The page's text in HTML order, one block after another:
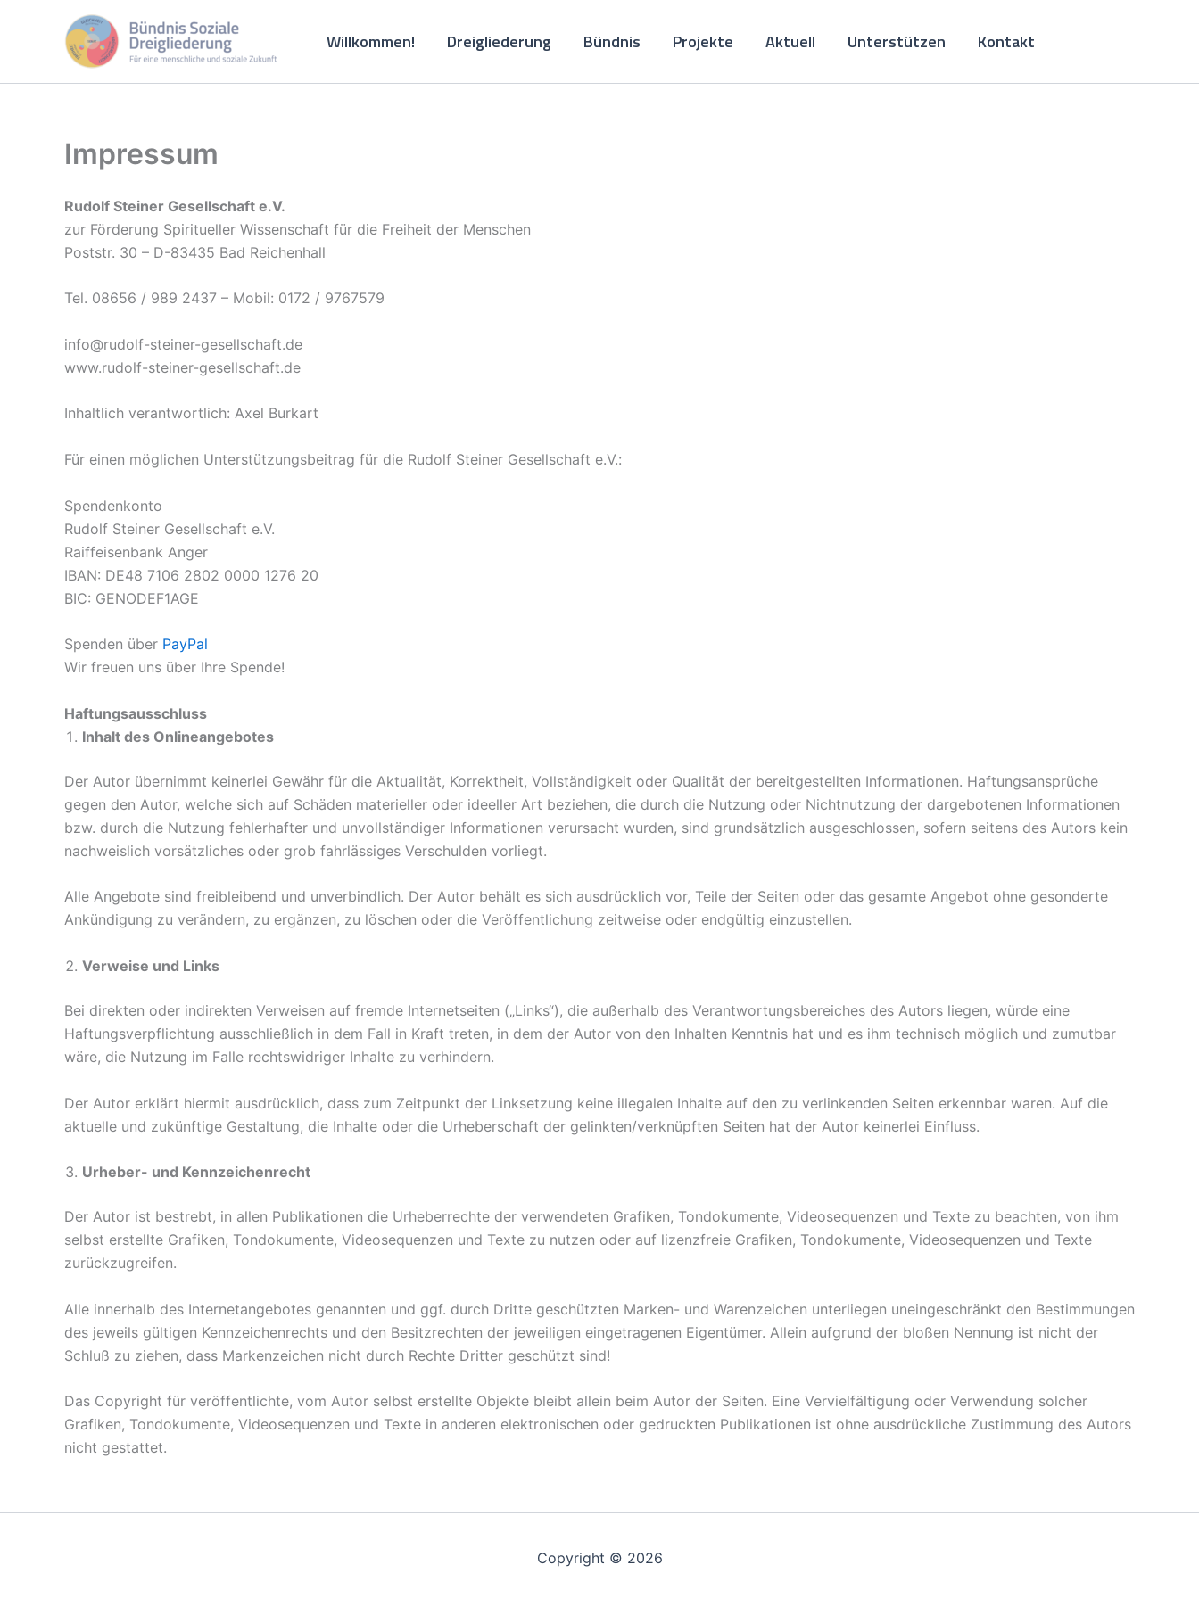
Willkommen! Dreigliederung Bündnis Projekte Aktuell Unterstützen Kontakt
Impressum
Rudolf Steiner Gesellschaft e.V.
zur Förderung Spiritueller Wissenschaft für die Freiheit der Menschen
Poststr. 30 – D-83435 Bad Reichenhall
Tel. 08656 / 989 2437 – Mobil: 0172 / 9767579
info@rudolf-steiner-gesellschaft.de
www.rudolf-steiner-gesellschaft.de
Inhaltlich verantwortlich: Axel Burkart
Für einen möglichen Unterstützungsbeitrag für die Rudolf Steiner Gesellschaft e.V.:
Spendenkonto
Rudolf Steiner Gesellschaft e.V.
Raiffeisenbank Anger
IBAN: DE48 7106 2802 0000 1276 20
BIC: GENODEF1AGE
Spenden über PayPal
Wir freuen uns über Ihre Spende!
Haftungsausschluss
Inhalt des Onlineangebotes
Der Autor übernimmt keinerlei Gewähr für die Aktualität, Korrektheit, Vollständigkeit oder Qualität der bereitgestellten Informationen. Haftungsansprüche
gegen den Autor, welche sich auf Schäden materieller oder ideeller Art beziehen, die durch die Nutzung oder Nichtnutzung der dargebotenen Informationen
bzw. durch die Nutzung fehlerhafter und unvollständiger Informationen verursacht wurden, sind grundsätzlich ausgeschlossen, sofern seitens des Autors kein
nachweislich vorsätzliches oder grob fahrlässiges Verschulden vorliegt.
Alle Angebote sind freibleibend und unverbindlich. Der Autor behält es sich ausdrücklich vor, Teile der Seiten oder das gesamte Angebot ohne gesonderte
Ankündigung zu verändern, zu ergänzen, zu löschen oder die Veröffentlichung zeitweise oder endgültig einzustellen.
Verweise und Links
Bei direkten oder indirekten Verweisen auf fremde Internetseiten („Links“), die außerhalb des Verantwortungsbereiches des Autors liegen, würde eine
Haftungsverpflichtung ausschließlich in dem Fall in Kraft treten, in dem der Autor von den Inhalten Kenntnis hat und es ihm technisch möglich und zumutbar
wäre, die Nutzung im Falle rechtswidriger Inhalte zu verhindern.
Der Autor erklärt hiermit ausdrücklich, dass zum Zeitpunkt der Linksetzung keine illegalen Inhalte auf den zu verlinkenden Seiten erkennbar waren. Auf die
aktuelle und zukünftige Gestaltung, die Inhalte oder die Urheberschaft der gelinkten/verknüpften Seiten hat der Autor keinerlei Einfluss.
Urheber- und Kennzeichenrecht
Der Autor ist bestrebt, in allen Publikationen die Urheberrechte der verwendeten Grafiken, Tondokumente, Videosequenzen und Texte zu beachten, von ihm
selbst erstellte Grafiken, Tondokumente, Videosequenzen und Texte zu nutzen oder auf lizenzfreie Grafiken, Tondokumente, Videosequenzen und Texte
zurückzugreifen.
Alle innerhalb des Internetangebotes genannten und ggf. durch Dritte geschützten Marken- und Warenzeichen unterliegen uneingeschränkt den Bestimmungen
des jeweils gültigen Kennzeichenrechts und den Besitzrechten der jeweiligen eingetragenen Eigentümer. Allein aufgrund der bloßen Nennung ist nicht der
Schluß zu ziehen, dass Markenzeichen nicht durch Rechte Dritter geschützt sind!
Das Copyright für veröffentlichte, vom Autor selbst erstellte Objekte bleibt allein beim Autor der Seiten. Eine Vervielfältigung oder Verwendung solcher
Grafiken, Tondokumente, Videosequenzen und Texte in anderen elektronischen oder gedruckten Publikationen ist ohne ausdrückliche Zustimmung des Autors
nicht gestattet.
Copyright © 2026